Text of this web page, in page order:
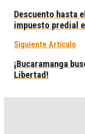
Descuento hasta
impuesto predial
Siguiente Artículo
¡Bucaramanga
Libertad!